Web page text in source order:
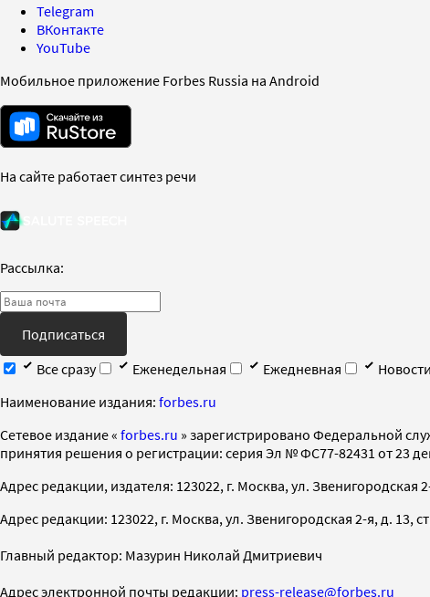
Telegram
ВКонтакте
YouTube
Мобильное приложение Forbes Russia на Android
На сайте работает синтез речи
Рассылка:
Подписаться
Все сразу
Еженедельная Ежедневная
Наименование издания: forbes.ru
Cетевое издание « forbes.ru » зарегистрировано Федеральной
принятия решения о регистрации: серия Эл № ФС77-82431 от 23
Адрес редакции, издателя: 123022, г. Москва, ул. Звенигородская
Адрес редакции: 123022, г. Москва, ул. Звенигородская 2-я, д. 13,
Главный редактор: Мазурин Николай Дмитриевич
Адрес электронной почты редакции: press-release@forbes.ru